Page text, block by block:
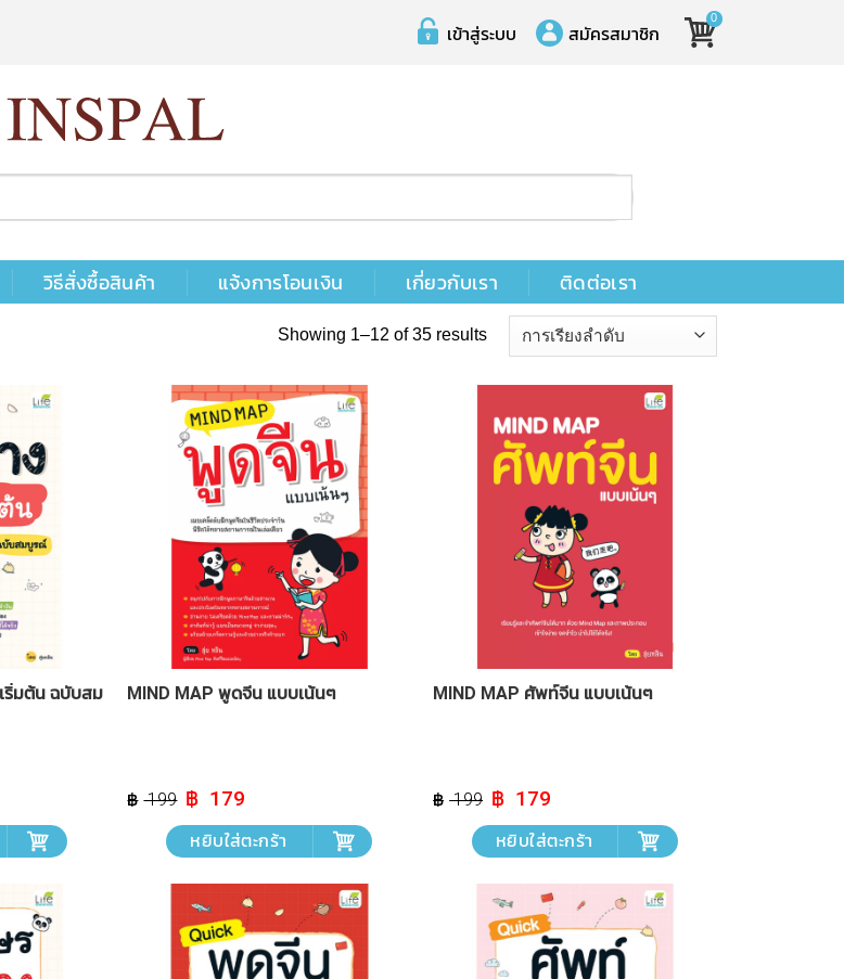
เข้าสู่ระบบ สมัครสมาชิก
0
วิธีสั่งซื้อสินค้า แจ้งการโอนเงิน เกี่ยวกับเรา ติดต่อเรา
Showing 1–12 of 35 results
ริ่มต้น ฉบับสม
MIND MAP พูดจีน แบบเน้นๆ
199 Original
price
was:
฿ 199.
179
is:
฿ 179.
หยิบใส่ตะกร้า
MIND MAP ศัพท์จีน แบบเน้นๆ
199 Original
price
was:
฿ 199.
179Current
price
is:
฿ 179.
หยิบใส่ตะกร้า